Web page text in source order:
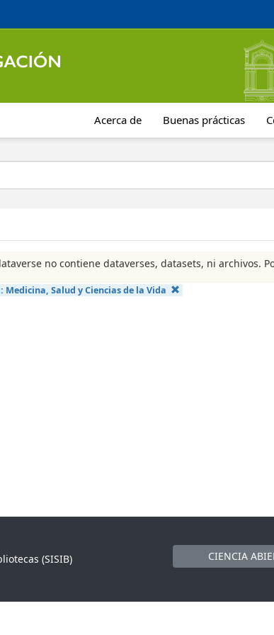
Acerca de Buenas prácticas
no contiene dataverses, datasets, ni archivos.
Medicina, Salud y Ciencias de la Vida
(SISIB)
CIENCIA